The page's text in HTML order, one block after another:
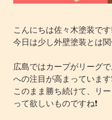
こんにちは佐々木塗装で
今日は少し外壁塗装とは
広島ではカープがリーグ
への注目が高まっています
このまま勝ち続けて、リ
って欲しいものですね❗️